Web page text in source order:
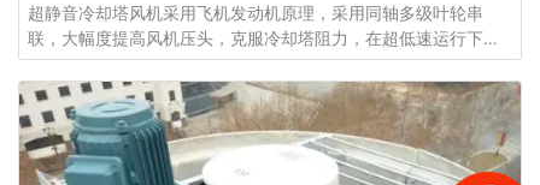
超静音冷却塔风机采用飞机发动机原理，采用同轴多级叶轮串
联，大幅度提高风机压头，克服冷却塔阻力，在超低速运行下输
出冷却塔所需风量，颠覆了传统冷却塔行业的降噪理念，不但降
噪效果优异、同时确保冷却塔设计风量，不会因降噪导